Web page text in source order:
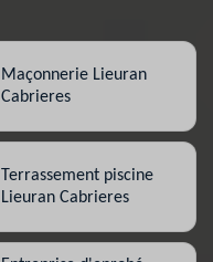
Maçonnerie Lieuran
Cabrieres
Terrassement piscine
Lieuran Cabrieres